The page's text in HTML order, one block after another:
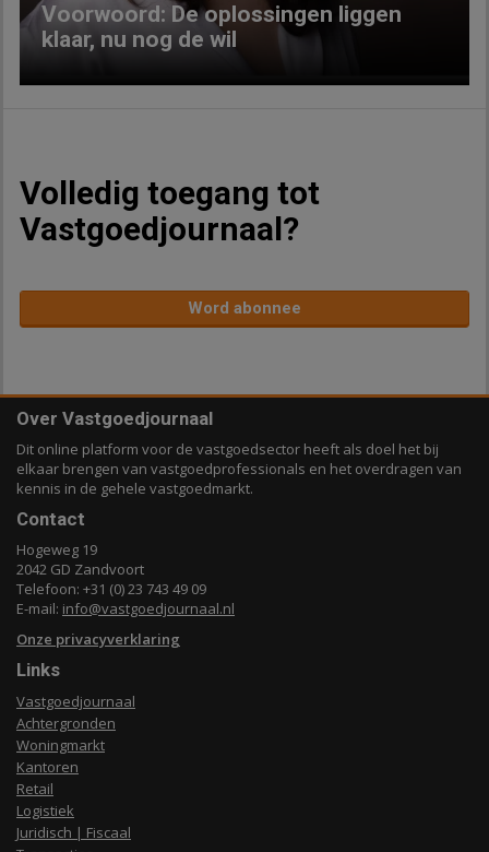
Voorwoord: De oplossingen liggen
klaar, nu nog de wil
Volledig toegang tot
Vastgoedjournaal?
Word abonnee
Over Vastgoedjournaal
Dit online platform voor de vastgoedsector heeft als doel het bij
elkaar brengen van vastgoedprofessionals en het overdragen van
kennis in de gehele vastgoedmarkt.
Contact
Hogeweg 19
2042 GD Zandvoort
Telefoon: +31 (0) 23 743 49 09
E-mail: info@vastgoedjournaal.nl
Onze privacyverklaring
Links
Vastgoedjournaal
Achtergronden
Woningmarkt
Kantoren
Retail
Logistiek
Juridisch | Fiscaal